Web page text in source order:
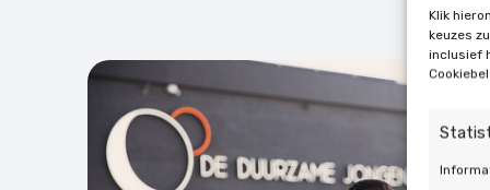
Klik
keuzes
inclusief